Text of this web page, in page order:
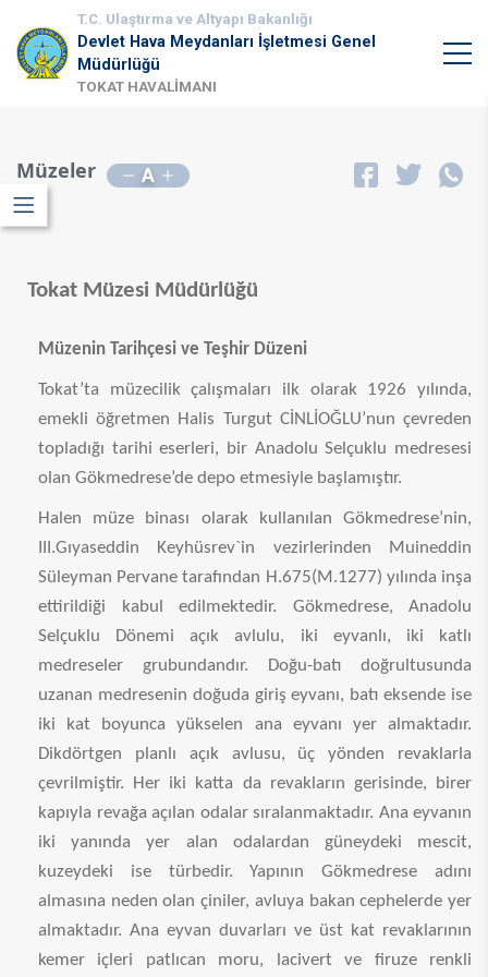
T.C. Ulaştırma ve Altyapı Bakanlığı
Devlet Hava Meydanları İşletmesi Genel
Müdürlüğü
TOKAT HAVALİMANI
Müzeler A
Tokat Müzesi Müdürlüğü
Müzenin Tarihçesi ve Teşhir Düzeni
Tokat’ta müzecilik çalışmaları ilk olarak 1926 yılında,
emekli öğretmen Halis Turgut CİNLİOĞLU’nun çevreden
topladığı tarihi eserleri, bir Anadolu Selçuklu medresesi
olan Gökmedrese’de depo etmesiyle başlamıştır.
Halen müze binası olarak kullanılan Gökmedrese’nin,
III.Gıyaseddin Keyhüsrev`in vezirlerinden Muineddin
Süleyman Pervane tarafından H.675(M.1277) yılında inşa
ettirildiği kabul edilmektedir. Gökmedrese, Anadolu
Selçuklu Dönemi açık avlulu, iki eyvanlı, iki katlı
medreseler grubundandır. Doğu-batı doğrultusunda
uzanan medresenin doğuda giriş eyvanı, batı eksende ise
iki kat boyunca yükselen ana eyvanı yer almaktadır.
Dikdörtgen planlı açık avlusu, üç yönden revaklarla
çevrilmiştir. Her iki katta da revakların gerisinde, birer
kapıyla revağa açılan odalar sıralanmaktadır. Ana eyvanın
iki yanında yer alan odalardan güneydeki mescit,
kuzeydeki ise türbedir. Yapının Gökmedrese adını
almasına neden olan çiniler, avluya bakan cephelerde yer
almaktadır. Ana eyvan duvarları ve üst kat revaklarının
kemer içleri patlıcan moru, lacivert ve firuze renkli